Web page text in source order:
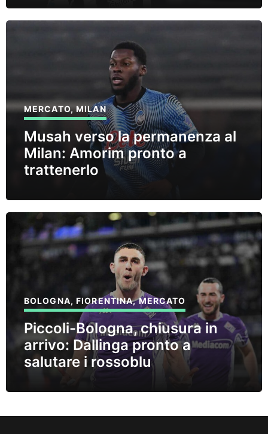
MERCATO,MILAN
Musah verso la permanenza al
Milan: Amorim pronto a
trattenerlo
BOLOGNA,FIORENTINA,MERCATO
Piccoli-Bologna, chiusura in
arrivo: Dallinga pronto a
salutare i rossoblu